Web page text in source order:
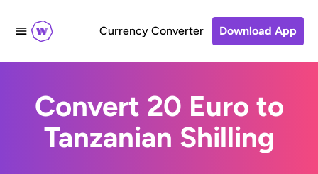
Currency Converter Download App
Convert 20 Euro to
Tanzanian Shilling